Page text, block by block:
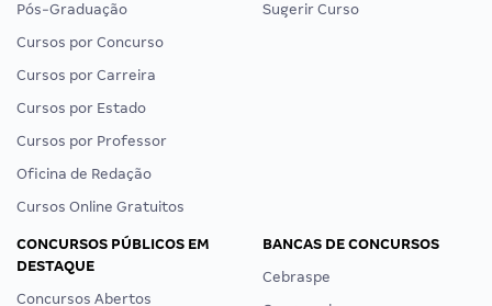
Pós-Graduação
Cursos por Concurso
Cursos por Carreira
Cursos por Estado
Cursos por Professor
Oficina de Redação
Cursos Online Gratuitos
Sugerir Curso
CONCURSOS PÚBLICOS EM
DESTAQUE
Concursos Abertos
BANCAS DE CONCURSOS
Cebraspe